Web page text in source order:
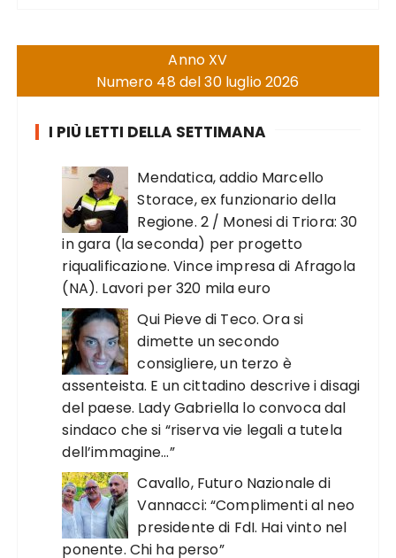
Anno XV
Numero 48 del 30 luglio 2026
I PIÙ LETTI DELLA SETTIMANA
Mendatica, addio Marcello
Storace, ex funzionario della
Regione. 2 / Monesi di Triora: 30
in gara (la seconda) per progetto
riqualificazione. Vince impresa di Afragola
(NA). Lavori per 320 mila euro
Qui Pieve di Teco. Ora si
dimette un secondo
consigliere, un terzo è
assenteista. E un cittadino descrive i disagi
del paese. Lady Gabriella lo convoca dal
sindaco che si “riserva vie legali a tutela
dell’immagine…”
Cavallo, Futuro Nazionale di
Vannacci: “Complimenti al neo
presidente di FdI. Hai vinto nel
ponente. Chi ha perso”